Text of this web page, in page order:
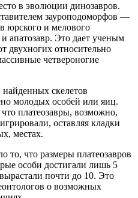
в эволюции динозавров.
зауроподоморфов —
юрского и мелового
апатозавр. Это дает ученым
двухногих относительно
четвероногие
найденных скелетов
молодых особей или яиц.
платеозавры, возможно,
оставляя кладки
местах.
то, что размеры платеозавров
особи достигали лишь 5
почти до 10. Это
о возможных